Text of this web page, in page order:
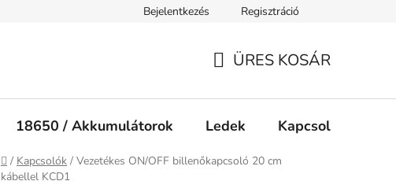
Süti tájékoztató
Bejelentkezés Regisztráció
ÜRES KOSÁR
18650 / Akkumulátorok Ledek Kapcsolók
Kezdőlap
/ Kapcsolók / Vezetékes ON/OFF billenőkapcsoló 20 cm
kábellel KCD1